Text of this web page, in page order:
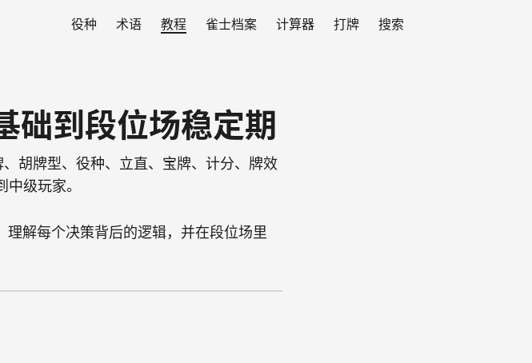
役种 术语 教程 雀士档案 计算器 打牌 搜索
础到段位场稳定期
胡牌型、役种、立直、宝牌、计分、牌效
级玩家。
解每个决策背后的逻辑，并在段位场里